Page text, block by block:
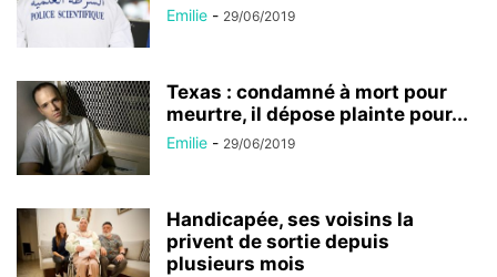
Emilie - 29/06/2019
Texas : condamné à mort pour
meurtre, il dépose plainte pour...
Emilie - 29/06/2019
Handicapée, ses voisins la
privent de sortie depuis
plusieurs mois